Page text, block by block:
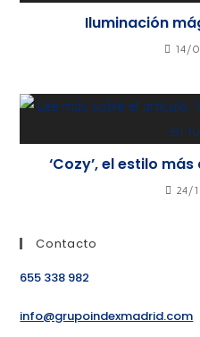
Iluminación
14/
‘Cozy’, el estilo
24/
Contacto
655 338 982
info@grupoindexmadrid.com